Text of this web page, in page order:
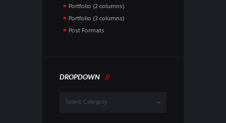
Portfolio (2 columns)
Portfolio (3 columns)
Post Formats
DROPDOWN